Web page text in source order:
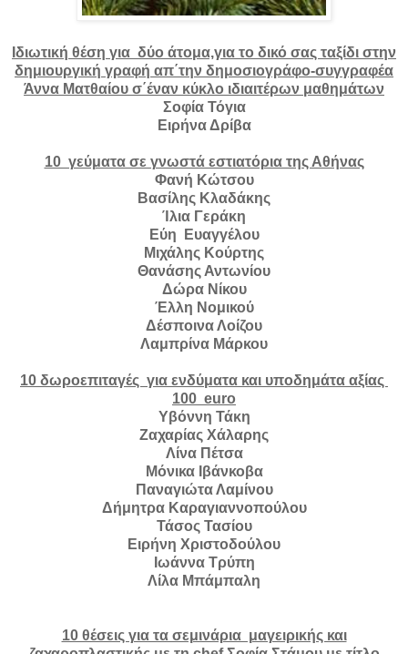
Ιδιωτική θέση για δύο άτομα,για το δικό σας ταξίδι στην
δημιουργική γραφή απ΄την δημοσιογράφο-συγγραφέα
Άννα Ματθαίου σ΄έναν κύκλο ιδιαιτέρων μαθημάτων
Σοφία Τόγια
Ειρήνα Δρίβα
10 γεύματα σε γνωστά εστιατόρια της Αθήνας
Φανή Κώτσου
Βασίλης Κλαδάκης
Ίλια Γεράκη
Εύη Ευαγγέλου
Μιχάλης Κούρτης
Θανάσης Αντωνίου
Δώρα Νίκου
Έλλη Νομικού
Δέσποινα Λοίζου
Λαμπρίνα Μάρκου
10 δωροεπιταγές για ενδύματα και υποδημάτα αξίας
100 euro
Υβόννη Τάκη
Ζαχαρίας Χάλαρης
Λίνα Πέτσα
Μόνικα Ιβάνκοβα
Παναγιώτα Λαμίνου
Δήμητρα Καραγιαννοπούλου
Τάσος Τασίου
Ειρήνη Χριστοδούλου
Ιωάννα Τρύπη
Λίλα Μπάμπαλη
10 θέσεις για τα σεμινάρια μαγειρικής και